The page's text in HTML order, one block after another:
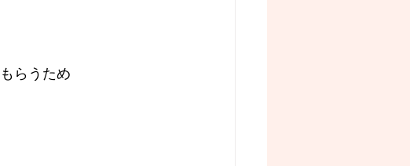
らうため